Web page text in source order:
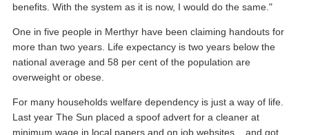
benefits. With the system as it is now, I would do the same."
One in five people in Merthyr have been claiming handouts for
more than two years. Life expectancy is two years below the
national average and 58 per cent of the population are
overweight or obese.
For many households welfare dependency is just a way of life.
Last year The Sun placed a spoof advert for a cleaner at
minimum wage in local papers and on job websites... and got